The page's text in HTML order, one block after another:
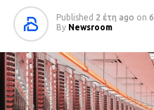
Published 2 έτη ago on
By Newsroom